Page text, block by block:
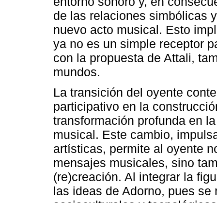
de las relaciones simbólicas
nuevo acto musical. Esto
ya no es un simple receptor
con la propuesta de Attali,
mundos.
La transición del oyente
participativo en la
transformación profunda en
musical. Este cambio,
artísticas, permite al oyente
mensajes musicales, sino
(re)creación. Al integrar la
las ideas de Adorno, pues